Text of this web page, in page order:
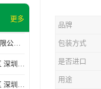
更多
东莞市康隆膳食管理有限公司主要经营蔬菜配送 东莞食堂承包 光明蔬菜配送 深圳市食堂承包 深圳市蔬菜配送等业务 欢迎咨询了解
深圳龙岗区 深圳坪山区 深圳光明区 深圳龙华区
深圳南山区 深圳盐田区 深圳福田区 深圳罗湖区 深圳龙岗区
品牌
包装方式
是否进口
用途